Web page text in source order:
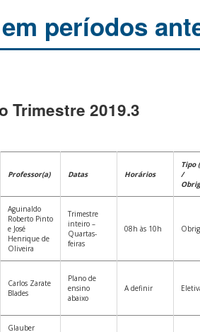
períodos
Trimestre 2019.3
Professor(a) Datas Horários
Tipo
/
Aguinaldo
Roberto Pinto
e José
Henrique de
Oliveira
Trimestre
inteiro –
Quartas-
feiras
08h às 10h
Carlos Zarate
Blades
Plano de
ensino
abaixo
A definir
Glauber